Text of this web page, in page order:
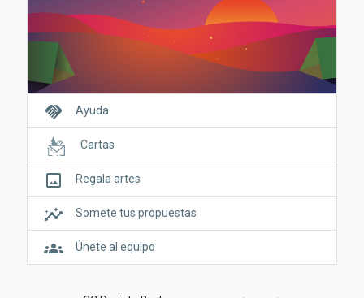
handshake Ayuda
Cartas
crop_original Regala artes
insights Somete tus propuestas
groups Únete al equipo